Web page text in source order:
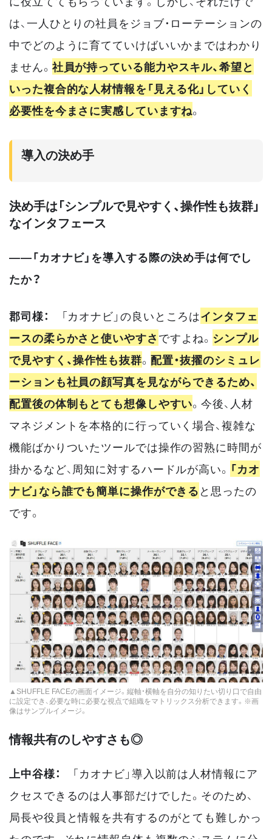
は、一人ひとりの社員をジョブ・ローテーションの
中でどのように育てていけばいいかまではわかり
ません。 社員が持っている能力やスキル、希望と
いった複合的な人材情報を「見える化」していく
必要性を今まさに実感していますね。
導入の決め手
決め手は「シンプルで見やすく、操作性も抜群」
なインタフェース
——「カオナビ」を導入する際の決め手は何でし
たか？
郡司様： 「カオナビ」の良いところはインタフェ
ースの柔らかさと使いやすさですよね。 シンプル
で見やすく、操作性も抜群。 配置・抜擢のシミュレ
ーションも社員の顔写真を見ながらできるため、
配置後の体制もとても想像しやすい。今後、人材
マネジメントを本格的に行っていく場合、複雑な
機能ばかりついたツールでは操作の習熟に時間が
掛かるなど、周知に対するハードルが高い。 「カオ
ナビ」なら誰でも簡単に操作ができると思ったの
です。
▲SHUFFLE FACEの画面イメージ。縦軸・横軸を自分の知りたい切り口で自由
に設定でき、必要な時に必要な視点で組織をマトリックス分析できます。※画
像はサンプルイメージ。
情報共有のしやすさも◎
上中谷様：
「カオナビ」導入以前は人材情報にア
クセスできるのは人事部だけでした。そのため、
局長や役員と情報を共有するのがとても難しかっ